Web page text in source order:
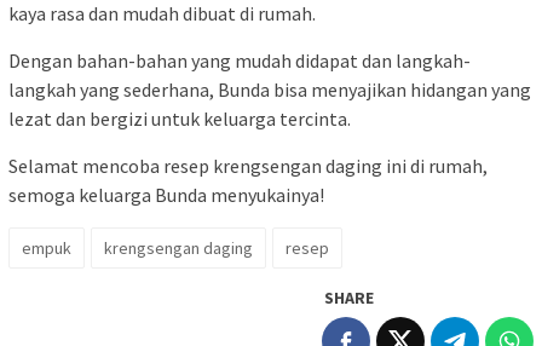
kaya rasa dan mudah dibuat di rumah.
Dengan bahan-bahan yang mudah didapat dan langkah-
langkah yang sederhana, Bunda bisa menyajikan hidangan yang
lezat dan bergizi untuk keluarga tercinta.
Selamat mencoba resep krengsengan daging ini di rumah,
semoga keluarga Bunda menyukainya!
empuk krengsengan daging resep
SHARE